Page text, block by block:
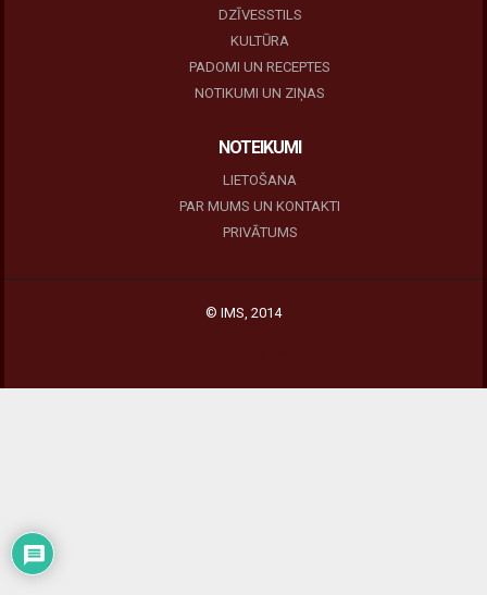
DZĪVESSTILS
KULTŪRA
PADOMI UN RECEPTES
NOTIKUMI UN ZIŅAS
NOTEIKUMI
LIETOŠANA
PAR MUMS UN KONTAKTI
PRIVĀTUMS
© IMS, 2014